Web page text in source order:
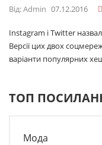
Від: Admin 07.12.2016
Instagram і Twitter
Версії цих двох
варіанти популярних
ТОП
Мода